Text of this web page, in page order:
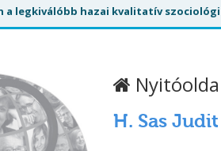
a legkiválóbb hazai kvalitatív
H. Sas Judit